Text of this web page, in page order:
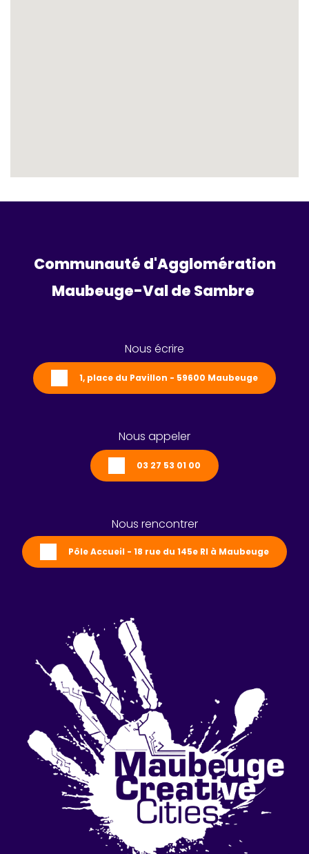
Communauté d'Agglomération
Maubeuge-Val de Sambre
Nous écrire
1, place du Pavillon - 59600 Maubeuge
Nous appeler
03 27 53 01 00
Nous rencontrer
Pôle Accueil - 18 rue du 145e RI à Maubeuge